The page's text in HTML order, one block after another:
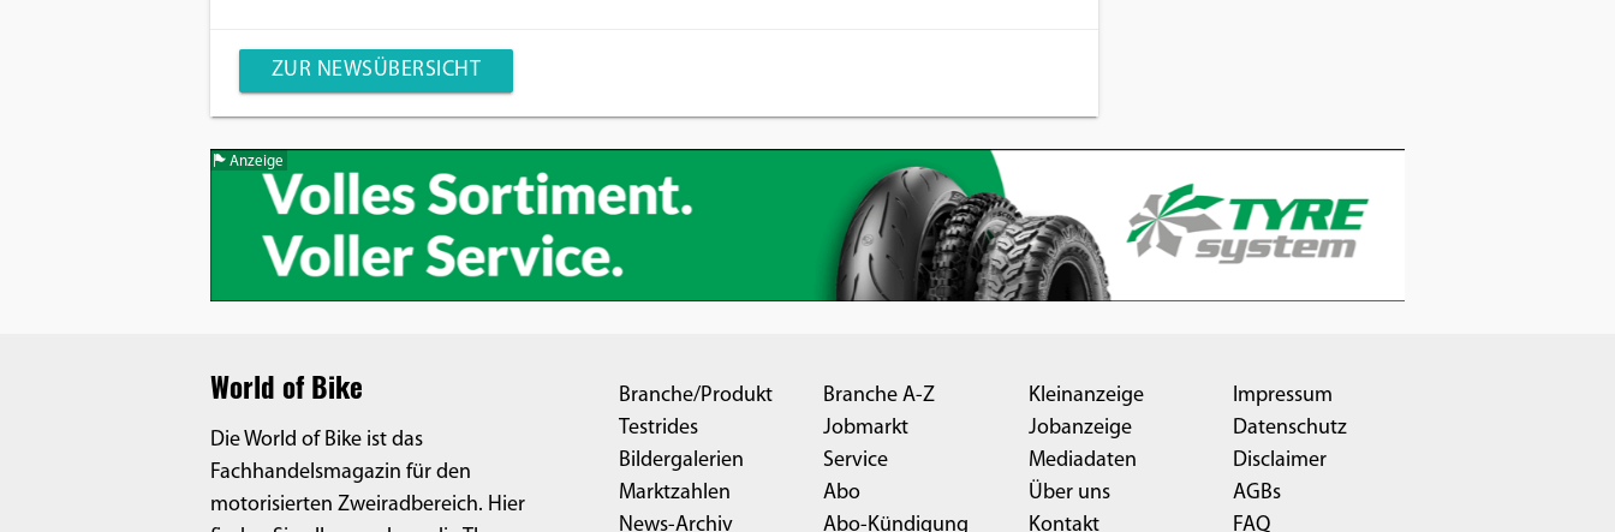
ZUR NEWSÜBERSICHT
Anzeige
World of Bike
Die World of Bike ist das
Fachhandelsmagazin für den
motorisierten Zweiradbereich. Hier
Branche/Produkt
Testrides
Bildergalerien
Marktzahlen
News-Archiv
Branche A-Z
Jobmarkt
Service
Abo
Abo-Kündigung
Kleinanzeige
Jobanzeige
Mediadaten
Über uns
Kontakt
Impressum
Datenschutz
Disclaimer
AGBs
FAQ